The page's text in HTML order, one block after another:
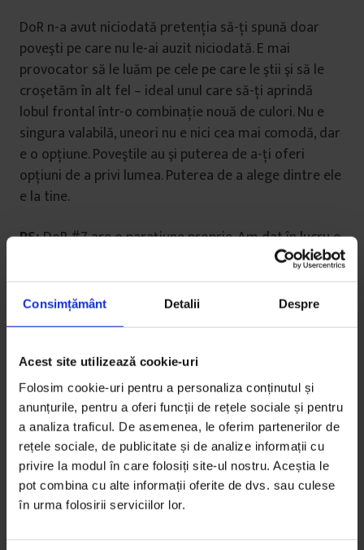
Consimțământ Detalii Despre
Acest site utilizează cookie-uri
Folosim cookie-uri pentru a personaliza conținutul și
anunțurile, pentru a oferi funcții de rețele sociale și pentru
a analiza traficul. De asemenea, le oferim partenerilor de
rețele sociale, de publicitate și de analize informații cu
privire la modul în care folosiți site-ul nostru. Aceștia le
pot combina cu alte informații oferite de dvs. sau culese
în urma folosirii serviciilor lor.
DoR n-a avut niciodată pretenţia să-ţi spună doar
poveşti pe care nu le-ai auzit niciodată. E mai
provocator să le luăm pe cele pe care le ştii şi să le
croşetăm în alt fel – ideal unul care să-ţi aprindă
lobul frontal într-o combinaţie nouă de culori. Nu e
singura valabilă, uneori nu e nici cea mai comodă, dar
e o opţiune. Poveştile au şi puterea de a-ţi oferi
opţiuni de a privi lumea. Puterea de a alege dintre ele
e la tine.
PS:DoR #7 are o naraţiune proprie. Am dat în lucru o
mulţime de materiale şi cînd ne-am dat seama că ne
îndreptăm spre o revistă de peste 250 de pagini, am
hotărît s-o împărţim în două volume (ne-a inspirat şi
ultimul film din seriaHarry Potter).Volumul 2 va
CUPRINS
________________________________
ACTUALIZATOR
Iliescu despre putere // Cu perseverență și intenții